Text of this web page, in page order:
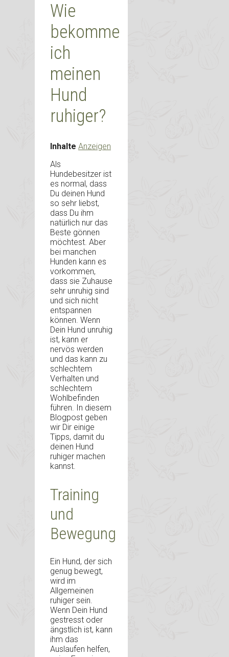
Wie
bekomme
ich
meinen
Hund
ruhiger?
Inhalte Anzeigen
Als
Hundebesitzer ist
es normal, dass
Du deinen Hund
so sehr liebst,
dass Du ihm
natürlich nur das
Beste gönnen
möchtest. Aber
bei manchen
Hunden kann es
vorkommen,
dass sie Zuhause
sehr unruhig sind
und sich nicht
entspannen
können. Wenn
Dein Hund unruhig
ist, kann er
nervös werden
und das kann zu
schlechtem
Verhalten und
schlechtem
Wohlbefinden
führen. In diesem
Blogpost geben
wir Dir einige
Tipps, damit du
deinen Hund
ruhiger machen
kannst.
Training
und
Bewegung
Ein Hund, der sich
genug bewegt,
wird im
Allgemeinen
ruhiger sein.
Wenn Dein Hund
gestresst oder
ängstlich ist, kann
ihm das
Auslaufen helfen,